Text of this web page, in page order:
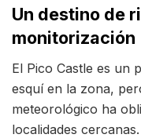
Un destino de
monitorización
El Pico Castle es un
esquí en la zona,
meteorológico ha
localidades